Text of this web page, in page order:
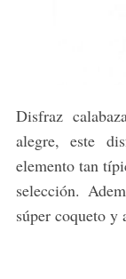
Disfraz
alegre, este
elemento tan
selección.
súper coqueto y